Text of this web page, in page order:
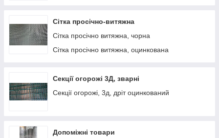
Сітка просічно-витяжна
Сітка просічно витяжна, чорна
Сітка просічно витяжна, оцинкована
Секції огорожі 3Д, зварні
Секції огорожі, 3д, дріт оцинкований
Допоміжні товари